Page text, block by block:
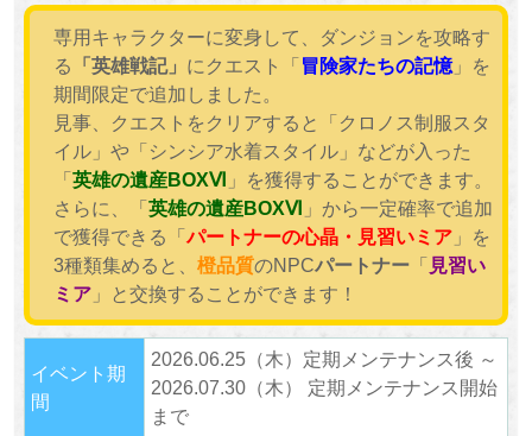
専用キャラクターに変身して、ダンジョンを攻略す
る 「英雄戦記」 にクエスト「冒険家たちの記憶」を
期間限定で追加しました。
見事、クエストをクリアすると「クロノス制服スタ
イル」や「シンシア水着スタイル」などが入った
「英雄の遺産BOXⅥ 」を獲得することができます。
さらに、「英雄の遺産BOXⅥ 」から一定確率で追加
で獲得できる「パートナーの心晶・見習いミア」を
3種類集めると、 橙品質のNPCパートナー「 見習い
ミア」と交換することができます！
イベント期
間
2026.06.25（木）定期メンテナンス後 ～
2026.07.30（木） 定期メンテナンス開始
まで